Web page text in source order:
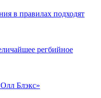
в правилах подходят
регбийное
Блэкс»